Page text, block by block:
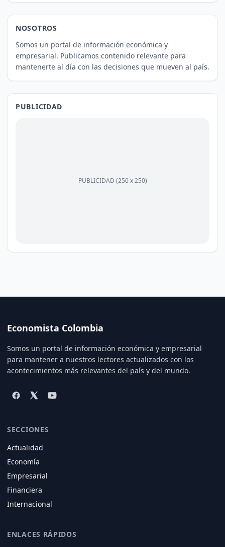
NOSOTROS
Somos un portal de información económica y
empresarial. Publicamos contenido relevante para
mantenerte al día con las decisiones que mueven al país.
PUBLICIDAD
PUBLICIDAD (250 x 250)
Economista Colombia
Somos un portal de información económica y empresarial
para mantener a nuestros lectores actualizados con los
acontecimientos más relevantes del país y del mundo.
SECCIONES
Actualidad
Economía
Empresarial
Financiera
Internacional
ENLACES RÁPIDOS